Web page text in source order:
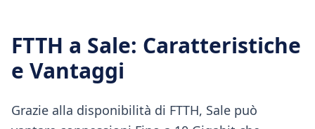
FTTH a Sale: Caratteristiche
e Vantaggi
Grazie alla disponibilità di FTTH, Sale può